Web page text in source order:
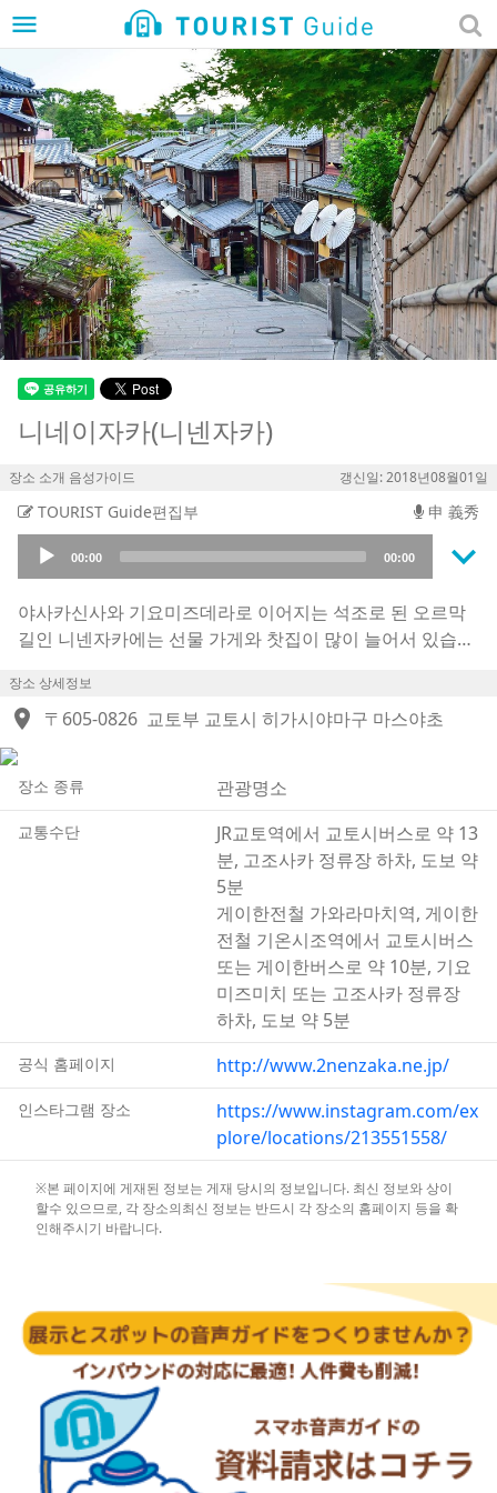
menu
니네이자카(니넨자카)
장소 소개 음성가이드 갱신일: 2018년08월01일
TOURIST Guide편집부 申 義秀
Audio
Player
00:00 00:00 keyboard_arrow_down
야사카신사와 기요미즈데라로 이어지는 석조로 된 오르막
길인 니넨자카에는 선물 가게와 찻집이 많이 늘어서 있습니
807 년에 오르막길이 만들어졌을 때 이름이 붙여졌다는 설
과, 산넨자카의 아래에 있어서 니넨자카라고 불리게 되었다
요」라는 안내문이 전설로 와전되었다고 알려져 있습니다.
석조길의 교토스러운 분위기가 인기 있으며, 다이쇼 시대의
찻집 같은 고풍적인 상가들이 「국가 경관 보존 지역」 「교
토시의 전통적 건물 보존지역」으로 지정되어 있고, 화가이
자 시인인 다케시타 유메지가 1917 년에 2 달 정도 시간을
보낸 구쿄아토가 남아있습니다.
장소 상세정보
location_on 〒605-0826 교토부 교토시 히가시야마구 마스야초
장소 종류 관광명소
교통수단
JR교토역에서 교토시버스로 약 13
분, 고조사카 정류장 하차, 도보 약
5분
게이한전철 가와라마치역, 게이한
전철 기온시조역에서 교토시버스
또는 게이한버스로 약 10분, 기요
미즈미치 또는 고조사카 정류장
하차, 도보 약 5분
공식 홈페이지 http://www.2nenzaka.ne.jp/
인스타그램 장소
https://www.instagram.com/ex
plore/locations/213551558/
※본 페이지에 게재된 정보는 게재 당시의 정보입니다. 최신 정보와 상이
할수 있으므로, 각 장소의최신 정보는 반드시 각 장소의 홈페이지 등을 확
인해주시기 바랍니다.